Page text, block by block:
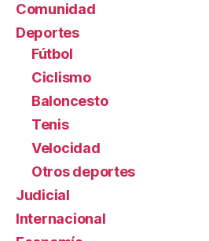
Comunidad
Deportes
Fútbol
Ciclismo
Baloncesto
Tenis
Velocidad
Otros deportes
Judicial
Internacional